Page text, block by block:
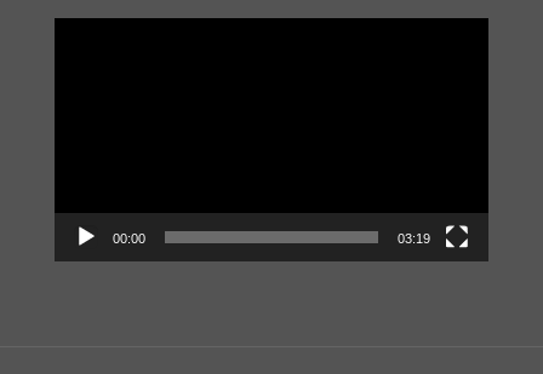
00:00 03:19